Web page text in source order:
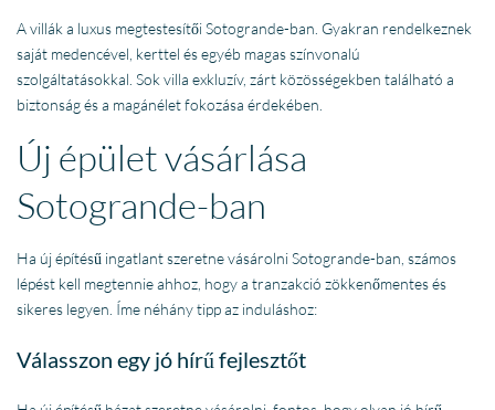
A villák a luxus megtestesítői Sotogrande-ban. Gyakran rendelkeznek
saját medencével, kerttel és egyéb magas színvonalú
szolgáltatásokkal. Sok villa exkluzív, zárt közösségekben található a
biztonság és a magánélet fokozása érdekében.
Új épület vásárlása
Sotogrande-ban
Ha új építésű ingatlant szeretne vásárolni Sotogrande-ban, számos
lépést kell megtennie ahhoz, hogy a tranzakció zökkenőmentes és
sikeres legyen. Íme néhány tipp az induláshoz:
Válasszon egy jó hírű fejlesztőt